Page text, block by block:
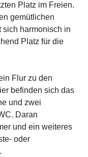
Platz im Freien.
gemütlichen
sich harmonisch in
Platz für die
Flur zu den
befinden sich das
und zwei
Daran
und ein weiteres
oder